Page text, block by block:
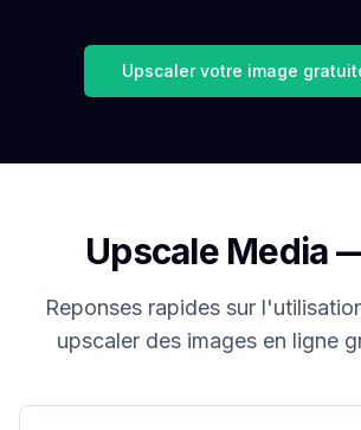
Upscaler votre image
Upscale Media
Reponses rapides sur
upscaler des images en ligne